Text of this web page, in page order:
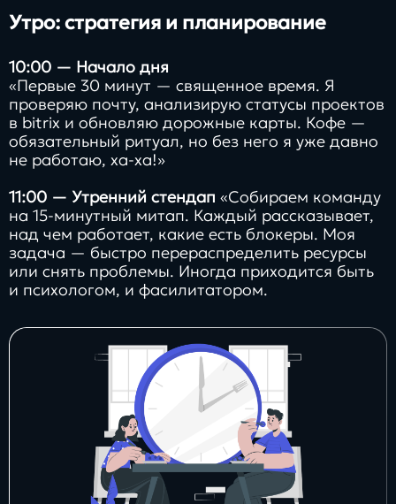
Утро: стратегия и планирование
10:00 — Начало дня
«Первые 30 минут — священное время. Я
проверяю почту, анализирую статусы проектов
в bitrix и обновляю дорожные карты. Кофе —
обязательный ритуал, но без него я уже давно
не работаю, ха-ха!»
11:00 — Утренний стендап «Собираем команду
на 15-минутный митап. Каждый рассказывает,
над чем работает, какие есть блокеры. Моя
задача — быстро перераспределить ресурсы
или снять проблемы. Иногда приходится быть
и психологом, и фасилитатором.